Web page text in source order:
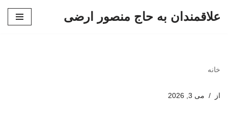
علاقمندان به حاج منصور ارضی
خانه
از می 3, 2026